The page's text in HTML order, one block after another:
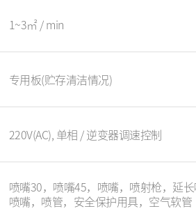
1~3㎡ / min
专用板(贮存清洁情况)
220V(AC), 单相 / 逆变器调速控制
喷嘴30，喷嘴45，喷嘴，喷射枪，延
喷嘴，喷管，安全保护用具，空气软管